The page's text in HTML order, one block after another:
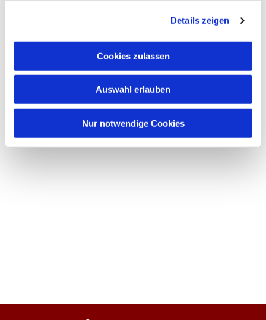
Details zeigen
Cookies zulassen
Auswahl erlauben
Nur notwendige Cookies